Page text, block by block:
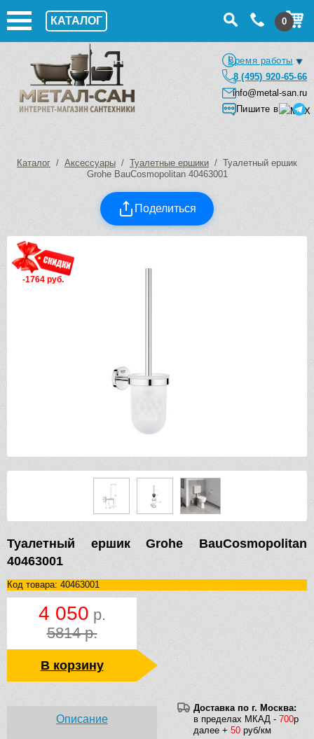
КАТАЛОГ 0
Время работы
8 (495) 920-65-66
info@metal-san.ru
Пишите в
Каталог / Аксессуары / Туалетные ершики / Туалетный ершик
Grohe BauCosmopolitan 40463001
Поделиться
-1764 руб.
Туалетный ершик Grohe BauCosmopolitan
40463001
Код товара: 40463001
4 050 р.
5814 р.
В корзину
Доставка по г. Москва:
в пределах МКАД - 700р
далее + 50 руб/км
Описание